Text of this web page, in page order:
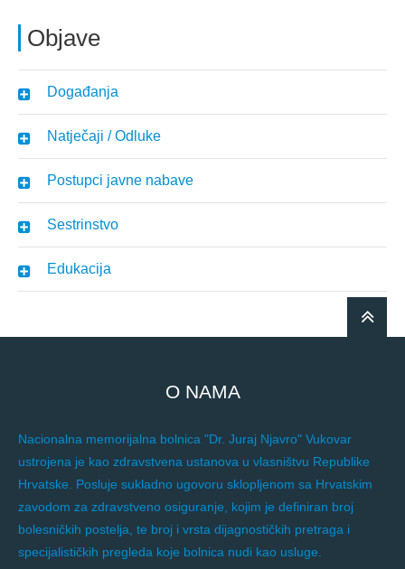
Objave
Događanja
Natječaji / Odluke
Postupci javne nabave
Sestrinstvo
Edukacija
O NAMA
Nacionalna memorijalna bolnica "Dr. Juraj Njavro" Vukovar
ustrojena je kao zdravstvena ustanova u vlasništvu Republike
Hrvatske. Posluje sukladno ugovoru sklopljenom sa Hrvatskim
zavodom za zdravstveno osiguranje, kojim je definiran broj
bolesničkih postelja, te broj i vrsta dijagnostičkih pretraga i
specijalističkih pregleda koje bolnica nudi kao usluge.